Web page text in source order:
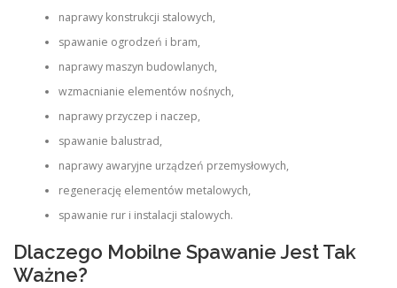
naprawy konstrukcji stalowych,
spawanie ogrodzeń i bram,
naprawy maszyn budowlanych,
wzmacnianie elementów nośnych,
naprawy przyczep i naczep,
spawanie balustrad,
naprawy awaryjne urządzeń przemysłowych,
regenerację elementów metalowych,
spawanie rur i instalacji stalowych.
Dlaczego Mobilne Spawanie Jest Tak
Ważne?